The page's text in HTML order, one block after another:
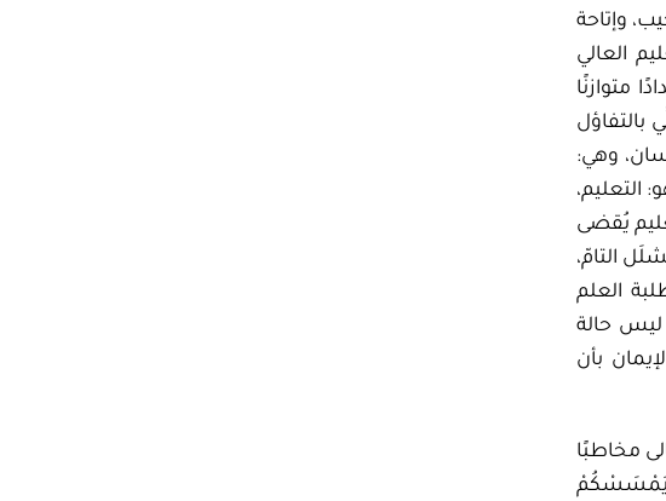
وإتاحة
العالي
متوازنًا
بالتفاؤل
وهي:
التعليم،
يُقضى
التامّ،
العلم
ليس حالة
بأن
مخاطبًا
يَمْسَسْكُمْ